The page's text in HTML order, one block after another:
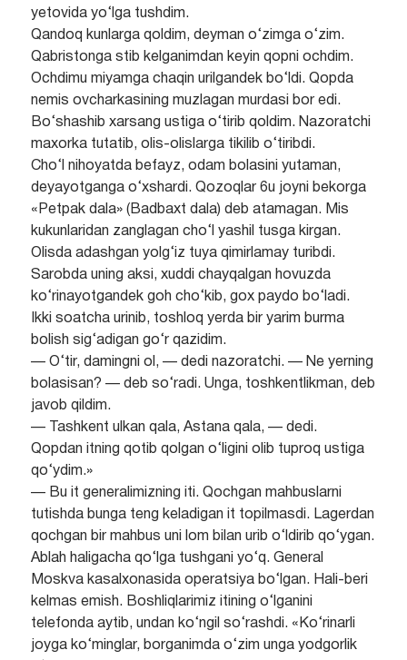
yetovida yo‘lga tushdim.
Qandoq kunlarga qoldim, deyman o‘zimga o‘zim.
Qabristonga stib kelganimdan keyin qopni ochdim.
Ochdimu miyamga chaqin urilgandek bo‘ldi. Qopda
nemis ovcharkasining muzlagan murdasi bor edi.
Bo‘shashib xarsang ustiga o‘tirib qoldim. Nazoratchi
maxorka tutatib, olis-olislarga tikilib o‘tiribdi.
Cho‘l nihoyatda befayz, odam bolasini yutaman,
deyayotganga o‘xshardi. Qozoqlar 6u joyni bekorga
«Petpak dala» (Badbaxt dala) deb atamagan. Mis
kukunlaridan zanglagan cho‘l yashil tusga kirgan.
Olisda adashgan yolg‘iz tuya qimirlamay turibdi.
Sarobda uning aksi, xuddi chayqalgan hovuzda
ko‘rinayotgandek goh cho‘kib, gox paydo bo‘ladi.
Ikki soatcha urinib, toshloq yerda bir yarim burma
bolish sig‘adigan go‘r qazidim.
— O‘tir, damingni ol, — dedi nazoratchi. — Ne yerning
bolasisan? — deb so‘radi. Unga, toshkentlikman, deb
javob qildim.
— Tashkent ulkan qala, Astana qala, — dedi.
Qopdan itning qotib qolgan o‘ligini olib tuproq ustiga
qo‘ydim.»
— Bu it generalimizning iti. Qochgan mahbuslarni
tutishda bunga teng keladigan it topilmasdi. Lagerdan
qochgan bir mahbus uni lom bilan urib o‘ldirib qo‘ygan.
Ablah haligacha qo‘lga tushgani yo‘q. General
Moskva kasalxonasida operatsiya bo‘lgan. Hali-beri
kelmas emish. Boshliqlarimiz itining o‘lganini
telefonda aytib, undan ko‘ngil so‘rashdi. «Ko‘rinarli
joyga ko‘minglar, borganimda o‘zim unga yodgorlik